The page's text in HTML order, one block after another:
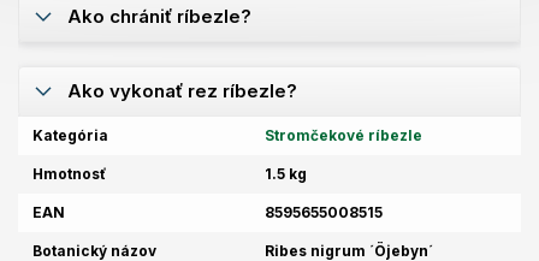
Ako chrániť ríbezle?
Ako vykonať rez ríbezle?
Kategória Stromčekové ríbezle
Hmotnosť 1.5 kg
EAN 8595655008515
Botanický názov Ribes nigrum ´Öjebyn´